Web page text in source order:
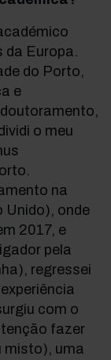
da Europa.
do Porto,
e
o meu
na
Unido), onde
2017, e
pela
regressei
com o
fazer
misto), uma